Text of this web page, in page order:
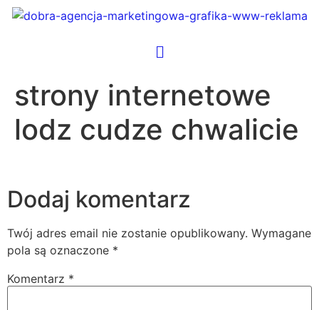
strony internetowe
lodz cudze chwalicie
Dodaj komentarz
Twój adres email nie zostanie opublikowany. Wymagane
pola są oznaczone *
Komentarz *